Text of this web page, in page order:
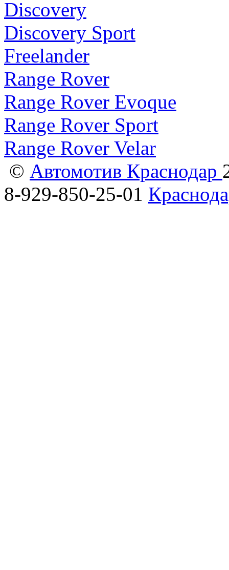
Discovery
Discovery Sport
Freelander
Range Rover
Range Rover Evoque
Range Rover Sport
Range Rover Velar
© Автомотив Краснодар
8-929-850-25-01